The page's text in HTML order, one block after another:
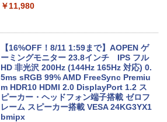
【ランキング1位！】新品 ノートパソコ
ードwindows11搭載 office2024付き 初
期設定済 IPS広視野角 無線機能 超軽量 P
C パソコン テレワーク応援
￥45,980
￥11,980
【16%OFF！8/11 1:59まで】AOPEN ゲ
ーミングモニター 23.8インチ IPS フル
HD 非光沢 200Hz (144Hz 165Hz 対応) 0.
5ms sRGB 99% AMD FreeSync Premiu
m HDR10 HDMI 2.0 DisplayPort 1.2 ス
ピーカー・ヘッドフォン端子搭載 ゼロフ
レーム スピーカー搭載 VESA 24KG3YX1
bmipx